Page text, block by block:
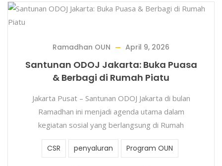
Ramadhan OUN April 9, 2026
Santunan ODOJ Jakarta: Buka Puasa
& Berbagi di Rumah Piatu
Jakarta Pusat – Santunan ODOJ Jakarta di bulan
Ramadhan ini menjadi agenda utama dalam
kegiatan sosial yang berlangsung di Rumah
CSR penyaluran Program OUN